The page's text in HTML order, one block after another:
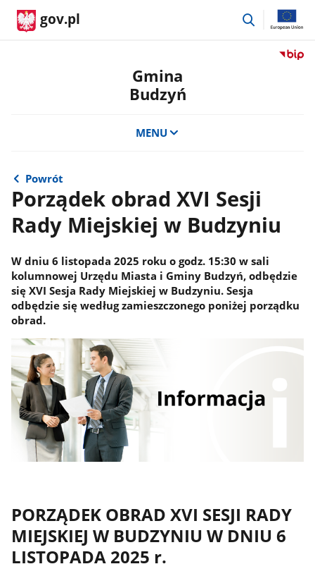
gov.pl
przejdź
Przejdź
Gmina
Budzyń
MENU
Powrót
Porządek obrad XVI Sesji
Rady Miejskiej w Budzyniu
W dniu 6 listopada 2025 roku o godz. 15:30 w sali
kolumnowej Urzędu Miasta i Gminy Budzyń, odbędzie
się XVI Sesja Rady Miejskiej w Budzyniu. Sesja
odbędzie się według zamieszczonego poniżej porządku
obrad.
PORZĄDEK OBRAD XVI SESJI RADY
MIEJSKIEJ W BUDZYNIU W DNIU 6
LISTOPADA 2025 r.